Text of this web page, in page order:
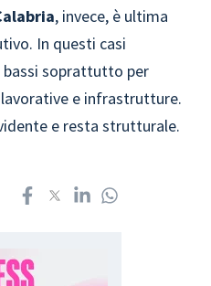
, invece, è ultima
In questi casi
bassi soprattutto per
e infrastrutture.
e resta strutturale.